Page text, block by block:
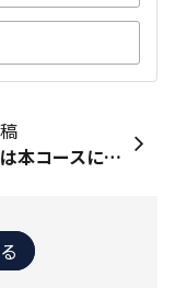
私は冬は本コースにあまり行かずお気に入りの栃木県のショートコースで練習します。GWから本格的に本コースをラウンドします。まずは八ヶ岳方面の高原コース(清里GCと富士見高原GC)を予約しています。天気は良さそうで楽しみです。